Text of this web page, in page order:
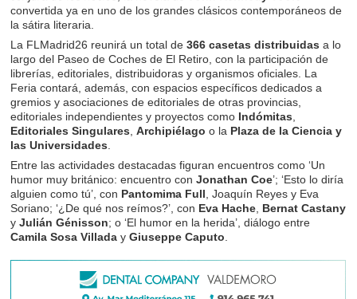
convertida ya en uno de los grandes clásicos contemporáneos de
la sátira literaria.
La FLMadrid26 reunirá un total de366 casetas distribuidasa lo
largo del Paseo de Coches de El Retiro, con la participación de
librerías, editoriales, distribuidoras y organismos oficiales. La
Feria contará, además, con espacios específicos dedicados a
gremios y asociaciones de editoriales de otras provincias,
editoriales independientes y proyectos como Indómitas
Editoriales Singulares ,Archipiélago o la Plaza de la Ciencia y
las Universidades
Entre las actividades destacadas figuran encuentros como ‘Un
humor muy británico: encuentro conJonathan Coe’; ‘Esto lo diría
alguien como tú’, con Pantomima Full , Joaquín Reyes y Eva
Soriano; ‘¿De qué nos reímos?’, con Eva Hache Bernat Castany
yJulián Génisson; o ‘El humor en la herida’, diálogo entre
Camila Sosa Villada yGiuseppe Caputo